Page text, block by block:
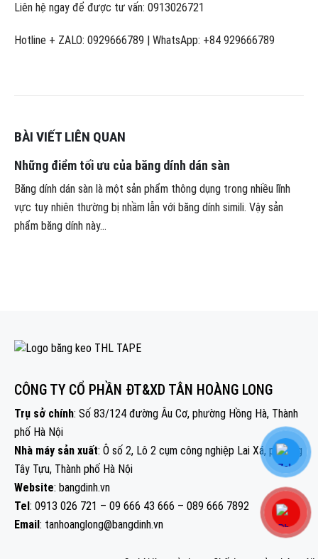
Liên hệ ngay để được tư vấn: 0913026721
Hotline + ZALO: 0929666789 | WhatsApp: +84 929666789
BÀI VIẾT LIÊN QUAN
Những điểm tối ưu của băng dính dán sàn
Băng dính dán sàn là một sản phẩm thông dụng trong nhiều lĩnh
vực tuy nhiên thường bị nhầm lẫn với băng dính simili. Vậy sản
phẩm băng dính này...
CÔNG TY CỔ PHẦN ĐT&XD TÂN HOÀNG LONG
Trụ sở chính: Số 83/124 đường Âu Cơ, phường Hồng Hà, Thành
phố Hà Nội
Nhà máy sản xuất: Ô số 2, Lô 2 cụm công nghiệp Lai Xá, phường
Tây Tựu, Thành phố Hà Nội
Website: bangdinh.vn
Tel: 0913 026 721 – 09 666 43 666 – 089 666 7892
Email: tanhoanglong@bangdinh.vn